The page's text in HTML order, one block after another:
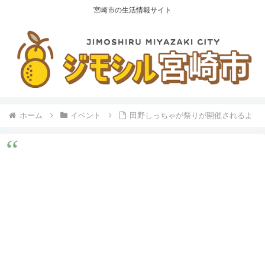
宮崎市の生活情報サイト
ホーム イベント 田野しっちゃが祭りが開催されるよ